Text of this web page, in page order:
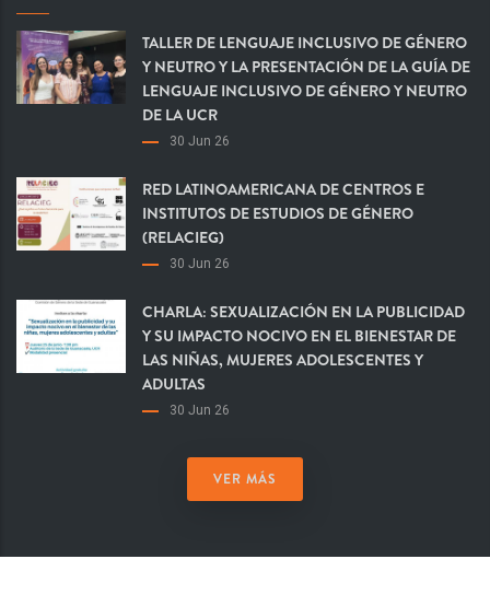
TALLER DE LENGUAJE INCLUSIVO DE GÉNERO
Y NEUTRO Y LA PRESENTACIÓN DE LA GUÍA DE
LENGUAJE INCLUSIVO DE GÉNERO Y NEUTRO
DE LA UCR
30 Jun 26
RED LATINOAMERICANA DE CENTROS E
INSTITUTOS DE ESTUDIOS DE GÉNERO
(RELACIEG)
30 Jun 26
CHARLA: SEXUALIZACIÓN EN LA PUBLICIDAD
Y SU IMPACTO NOCIVO EN EL BIENESTAR DE
LAS NIÑAS, MUJERES ADOLESCENTES Y
ADULTAS
30 Jun 26
VER MÁS